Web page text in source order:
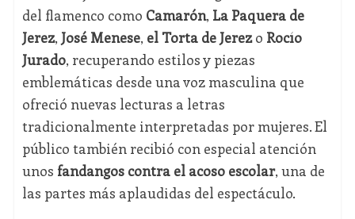
del flamenco como Camarón, La Paquera de
Jerez, José Menese, el Torta de Jerezo Rocío
Jurado, recuperando estilos y piezas
emblemáticas desde una voz masculina que
ofreció nuevas lecturas a letras
tradicionalmente interpretadas por mujeres. El
público también recibió con especial atención
unos fandangos contra el acoso escolar, una de
las partes más aplaudidas del espectáculo.